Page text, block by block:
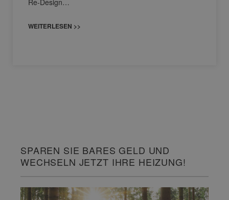
WEITERLESEN >>
SPAREN SIE BARES GELD UND
WECHSELN JETZT IHRE HEIZUNG!